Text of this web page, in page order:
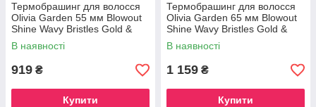
Термобрашинг для волосся
Olivia Garden 55 мм Blowout
Shine Wavy Bristles Gold &
Brown (ID2051)
В наявності
919 ₴
Купити
Термобрашинг для волосся
Olivia Garden 65 мм Blowout
Shine Wavy Bristles Gold &
Brown (ID2052)
В наявності
1 159 ₴
Купити